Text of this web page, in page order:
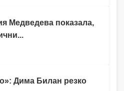
Медведева показала,
Дима Билан резко